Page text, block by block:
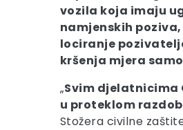
vozila koja imaju
namjenskih
lociranje
kršenja mjera
„Svim djelatnicima
u proteklom
Stožera civilne